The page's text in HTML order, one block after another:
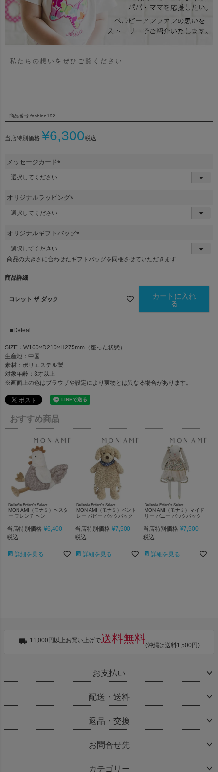
私たちの想いをぜひご覧ください
商品番号 fashion192
当店特別価格 ¥6,300税込
メッセージカード
)
オリジナルラッピング
)
オリジナルギフトバッグ
須
商品の大きさに合わせたギフトバッグを同梱させていただきます
商品詳細
コレット ザ ダック
カートに入れ
る
■Deteal
SIZE：W160×D210×H275mm（座った状態）
生産地：中国
素材：ポリエステル製
対象年齢：3才以上
※画面上の色はブラウザや設定により実物とは異なる場合があります。
おすすめ商品
BelleVie Enfant's Select
MON AMI（モナミ）ヘスタ
ー フレンチ ヘン
当店特別価格 ¥6,400
税込
詳細を見る
BelleVie Enfant's Select
MON AMI（モナミ）ベント
レー パピー バックパック
当店特別価格 ¥7,500
税込
詳細を見る
BelleVie Enfant's Select
MON AMI（モナミ）マイド
リー バニー バックパック
当店特別価格 ¥7,500
税込
詳細を見る
11,000円以上お買い上げで送料無料
(沖縄は送料1,500円)
お支払い
配送・送料
返品・交換
お問合せ先
カテゴリー